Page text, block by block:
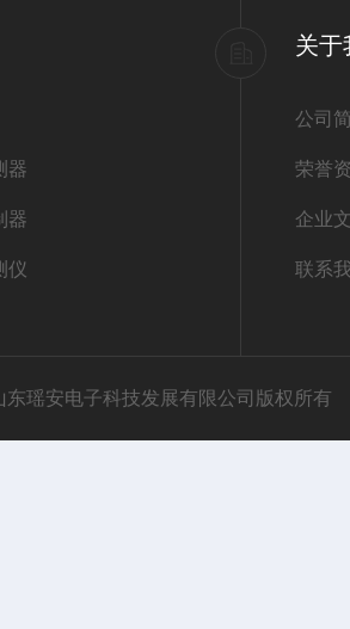
器
器
仪
关于
公司
荣誉
企业
联系
东瑶安电子科技发展有限公司版权所有